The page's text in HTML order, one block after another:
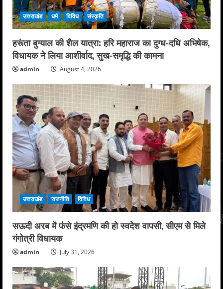
उत्तराखंड धर्म विविध संस्कृति
हरूंता बुग्याल की शैल यात्रा: हरि महाराज का दुग्ध-दधि अभिषेक,
विधायक ने लिया आशीर्वाद, सुख-समृद्धि की कामना
admin August 4, 2026
उत्तराखंड राजनीति विविध
सऊदी अरब में फंसे इंद्रमणि की हो स्वदेश वापसी, सीएम से मिले
गंगोत्री विधायक
admin July 31, 2026